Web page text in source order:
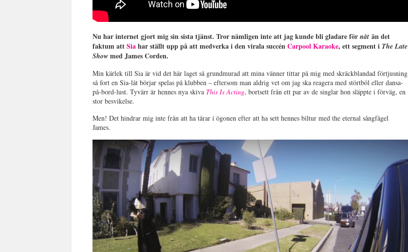
Nu har internet gjort mig sin sista tjänst. Tror nämligen inte att jag kunde bli gladare förnåtän det
faktum attSiahar ställt upp på att medverka i den virala succénCarpool Karaoke, ett segment i The Late
Show med James Corden.
Min kärlek till Sia är vid det här laget så grundmurad att mina vänner tittar på mig med skräckblandad förtjusning
så fort en Sia-låt börjar spelas på klubben – eftersom man aldrig vet om jag ska reagera med störtböl eller dansa-
på-bord-lust. Tyvärr är hennes nya skiva This Is Acting, bortsett från ett par av de singlar hon släppte i förväg, en
stor besvikelse.
Men! Det hindrar mig inte från att ha tårar i ögonen efter att ha sett hennes biltur med the eternal sångfågel
James.